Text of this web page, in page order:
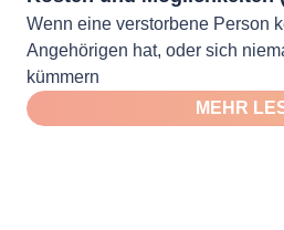
Wenn eine verstorbene Person
Angehörigen hat, oder sich
kümmern
MEHR